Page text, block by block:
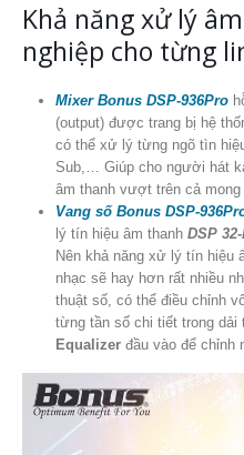
Khả năng xử lý
nghiệp cho từng
Mixer Bonus DSP-936Pro
(output) được trang bị hệ
có thể xử lý từng ngõ tìn
Sub,… Giúp cho người hát
âm thanh vượt trên cả
Vang số Bonus DSP-
lý tín hiệu âm thanh DSP
Nên khả năng xử lý tín hiệu
nhạc sẽ hay hơn rất nhiều
thuật số, có thể điều chỉnh
từng tần số chi tiết trong dải
Equalizerđầu vào để chỉnh